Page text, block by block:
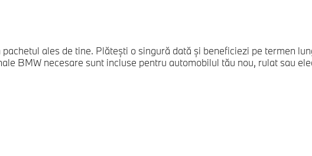
ales de tine. Plăteşti o singură dată şi beneficiezi pe termen
BMW necesare sunt incluse pentru automobilul tău nou, rulat sau